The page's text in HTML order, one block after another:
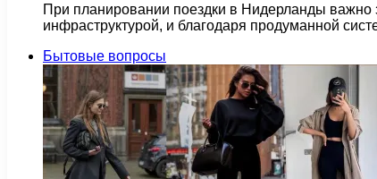
При планировании поездки в Нидерланды важно
инфраструктурой, и благодаря продуманной
Бытовые вопросы